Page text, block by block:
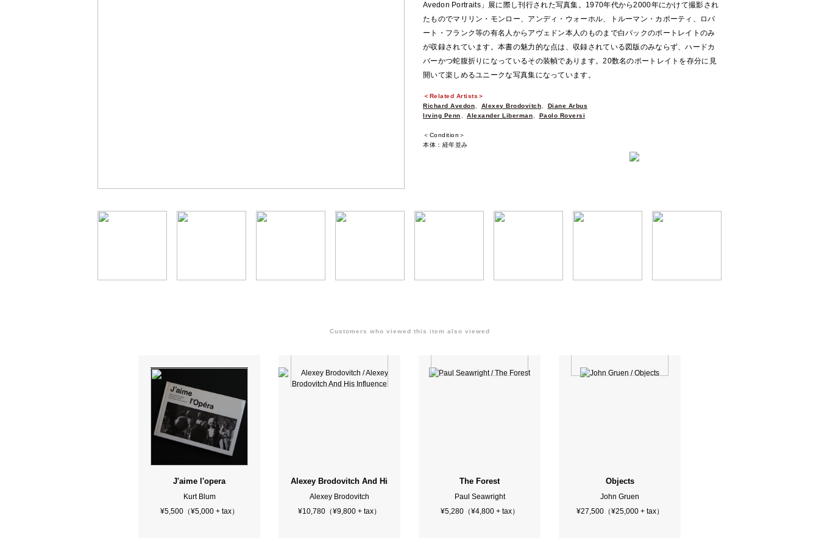
Avedon Portraits」展に際し刊行された写真集。1970年代から2000年にかけて撮影され
たものでマリリン・モンロー、アンディ・ウォーホル、トルーマン・カポーティ、ロバ
ート・フランク等の有名人からアヴェドン本人のものまで白バックのポートレイトのみ
が収録されています。本書の魅力的な点は、収録されている図版のみならず、ハードカ
バーかつ蛇腹折りになっているその装幀であります。20数名のポートレイトを存分に見
開いて楽しめるユニークな写真集になっています。
＜Related Artists＞
Richard Avedon
Alexey Brodovitch
Diane Arbus
Irving Penn
Alexander Liberman Paolo Roversi
＜Condition＞
本体：経年並み
Customers who viewed this item also viewed
J'aime l'opera
Kurt Blum
¥5,500（¥5,000 + tax）
Alexey Brodovitch And His Influence
Alexey Brodovitch
¥10,780（¥9,800 + tax）
The Forest
Paul Seawright
¥5,280（¥4,800 + tax）
Objects
John Gruen
¥27,500（¥25,000 + tax）